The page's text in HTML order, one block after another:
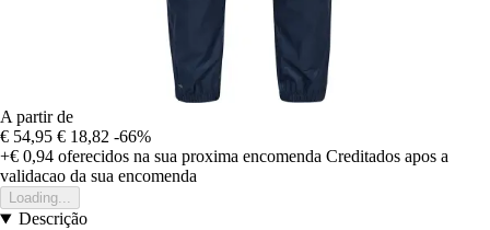
A partir de
€ 54,95 € 18,82 -66%
+€ 0,94 oferecidos na sua proxima encomenda Creditados apos a
validacao da sua encomenda
Loading...
Descrição